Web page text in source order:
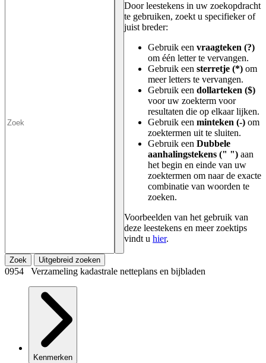
Door leestekens in uw zoekopdracht
te gebruiken, zoekt u specifieker of
juist breder:
Gebruik een vraagteken (?)
om één letter te vervangen.
Gebruik een sterretje (*) om
meer letters te vervangen.
Gebruik een dollarteken ($)
voor uw zoekterm voor
resultaten die op elkaar lijken.
Gebruik een minteken (-) om
zoektermen uit te sluiten.
Gebruik een Dubbele
aanhalingstekens (" ") aan
het begin en einde van uw
zoektermen om naar de exacte
combinatie van woorden te
zoeken.
Voorbeelden van het gebruik van
deze leestekens en meer zoektips
vindt u hier.
Zoek Uitgebreid zoeken
0954 Verzameling kadastrale netteplans en bijbladen
Kenmerken